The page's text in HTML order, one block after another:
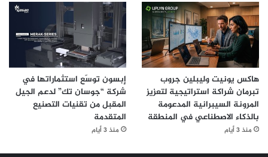
هاكس يونيت وليبلين جروب
تبرمان شراكة استراتيجية لتعزيز
المرونة السيبرانية المدعومة
بالذكاء الاصطناعي في المنطقة
منذ 3 أيام
إبسون توسّع استثماراتها في
شركة “جوسان تك” لدعم الجيل
المقبل من تقنيات التصنيع
المتقدمة
منذ 3 أيام